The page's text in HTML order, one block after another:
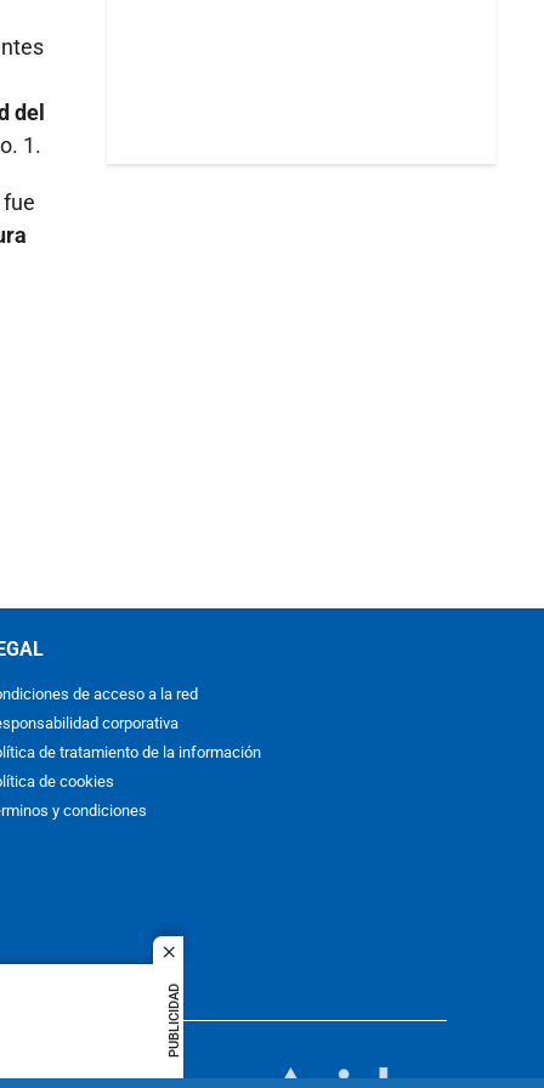
close
PUBLICIDAD
del
1.
de acceso a la red
corporativa
de tratamiento de la información
de cookies
y condiciones
idioma